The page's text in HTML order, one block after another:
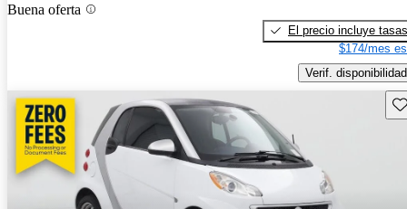
Buena oferta
El precio incluye tasas
$174/mes
Verif. disponibilidad